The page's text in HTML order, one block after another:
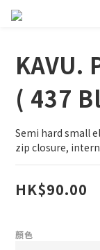
KAVU.
( 437
Semi hard small
zip closure,
HK$90.00
顏色